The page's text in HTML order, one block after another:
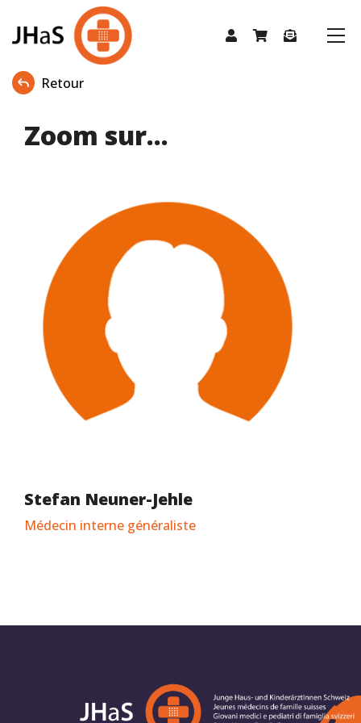
Retour
Zoom sur...
Stefan Neuner-Jehle
Médecin interne généraliste